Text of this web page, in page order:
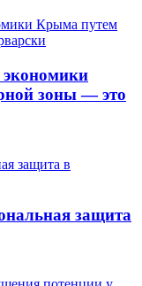
зоны — это
защита